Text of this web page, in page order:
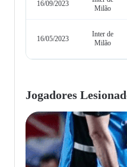
16/09/2023
Milão
16/05/2023
Inter de
Milão
Jogadores